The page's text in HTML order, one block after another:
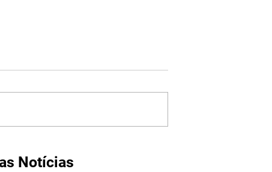
Notícias